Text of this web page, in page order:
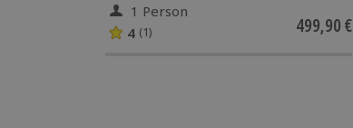
1 Person
4 (1) 499,90 €